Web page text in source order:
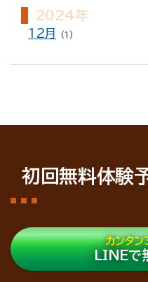
2024年
12月 (1)
初回無料体験
カンタ
LINEで